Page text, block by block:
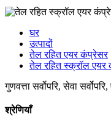
घर
उत्पादों
तेल रहित एयर कंप्रेसर
तेल रहित स्क्रॉल एयर
गुणवत्ता सर्वोपरि, सेवा
श्रेणियाँ